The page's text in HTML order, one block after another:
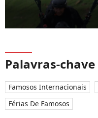
Palavras-chave
Famosos Internacionais
Férias De Famosos